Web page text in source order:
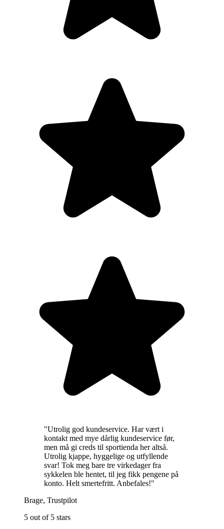
"Utrolig god kundeservice. Har vært i
kontakt med mye dårlig kundeservice før,
men må gi creds til sportienda her altså.
Utrolig kjappe, hyggelige og utfyllende
svar! Tok meg bare tre virkedager fra
sykkelen ble hentet, til jeg fikk pengene på
konto. Helt smertefritt. Anbefales!"
Brage, Trustpilot
5 out of 5 stars